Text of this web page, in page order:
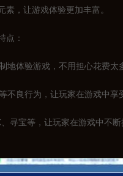
，让游戏体验更加丰富。
点：
体验游戏，不用担心花费太
良行为，让玩家在游戏中享
寻宝等，让玩家在游戏中不断